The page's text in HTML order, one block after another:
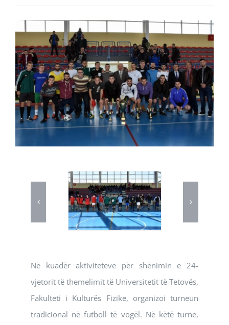
View
Larger
Image
Në kuadër aktiviteteve për shënimin e 24-
vjetorit të themelimit të Universitetit të Tetovës,
Fakulteti i Kulturës Fizike, organizoi turneun
tradicional në futboll të vogël. Në këtë turne,